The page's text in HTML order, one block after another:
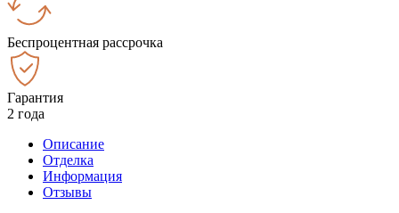
Беспроцентная рассрочка
Гарантия
2 года
Описание
Отделка
Информация
Отзывы